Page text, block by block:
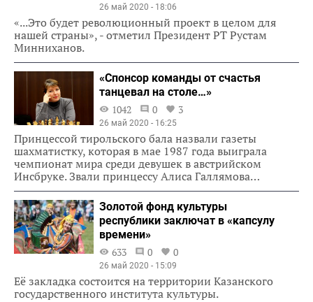
26 май 2020 - 18:06
«...Это будет революционный проект в целом для
нашей страны», - отметил Президент РТ Рустам
Минниханов.
«Спонсор команды от счастья
танцевал на столе…»
1042
0 3
26 май 2020 - 16:25
Принцессой тирольского бала назвали газеты
шахматистку, которая в мае 1987 года выиграла
чемпионат мира среди девушек в австрийском
Инсбруке. Звали принцессу Алиса Галлямова…
Золотой фонд культуры
республики заключат в «капсулу
времени»
633
0 0
26 май 2020 - 15:09
Её закладка состоится на территории Казанского
государственного института культуры.